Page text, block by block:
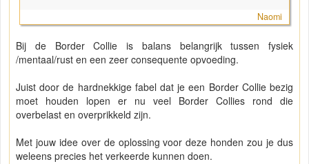
Naomi
Bij de Border Collie is balans belangrijk tussen fysiek
/mentaal/rust en een zeer consequente opvoeding.
Juist door de hardnekkige fabel dat je een Border Collie bezig
moet houden lopen er nu veel Border Collies rond die
overbelast en overprikkeld zijn.
Met jouw idee over de oplossing voor deze honden zou je dus
weleens precies het verkeerde kunnen doen.